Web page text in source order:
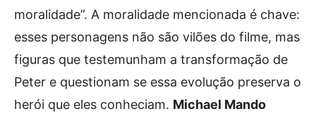
moralidade”. A moralidade mencionada é chave:
esses personagens não são vilões do filme, mas
figuras que testemunham a transformação de
Peter e questionam se essa evolução preserva o
herói que eles conheciam. Michael Mando